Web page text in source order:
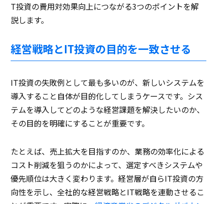
T投資の費用対効果向上につながる3つのポイントを解
説します。
経営戦略とIT投資の目的を一致させる
IT投資の失敗例として最も多いのが、新しいシステムを
導入すること自体が目的化してしまうケースです。シス
テムを導入してどのような経営課題を解決したいのか、
その目的を明確にすることが重要です。
たとえば、売上拡大を目指すのか、業務の効率化による
コスト削減を狙うのかによって、選定すべきシステムや
優先順位は大きく変わります。経営層が自らIT投資の方
向性を示し、全社的な経営戦略とIT戦略を連動させるこ